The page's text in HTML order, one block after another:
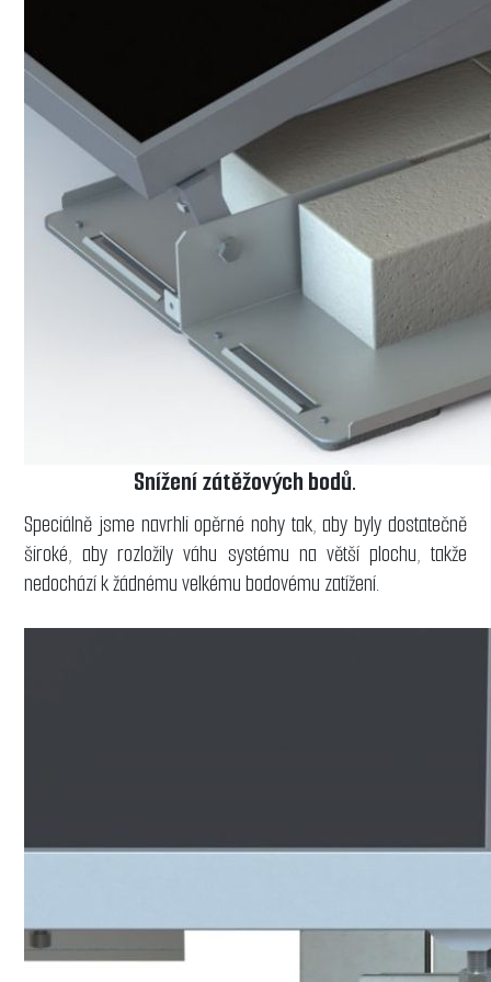
Snížení zátěžových bodů.
Speciálně jsme navrhli opěrné nohy tak, aby byly dostatečně
široké, aby rozložily váhu systému na větší plochu, takže
nedochází k žádnému velkému bodovému zatížení.